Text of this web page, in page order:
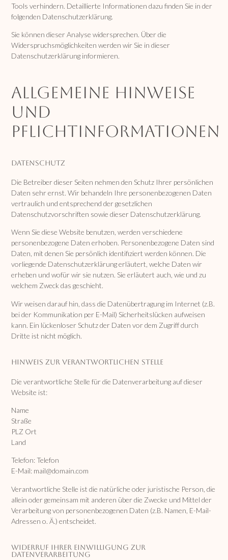
Tools verhindern. Detaillierte Informationen dazu finden Sie in der
folgenden Datenschutzerklärung.
Sie können dieser Analyse widersprechen. Über die
Widerspruchsmöglichkeiten werden wir Sie in dieser
Datenschutzerklärung informieren.
Allgemeine Hinweise
und
Pflichtinformationen
Datenschutz
Die Betreiber dieser Seiten nehmen den Schutz Ihrer persönlichen
Daten sehr ernst. Wir behandeln Ihre personenbezogenen Daten
vertraulich und entsprechend der gesetzlichen
Datenschutzvorschriften sowie dieser Datenschutzerklärung.
Wenn Sie diese Website benutzen, werden verschiedene
personenbezogene Daten erhoben. Personenbezogene Daten sind
Daten, mit denen Sie persönlich identifiziert werden können. Die
vorliegende Datenschutzerklärung erläutert, welche Daten wir
erheben und wofür wir sie nutzen. Sie erläutert auch, wie und zu
welchem Zweck das geschieht.
Wir weisen darauf hin, dass die Datenübertragung im Internet (z.B.
bei der Kommunikation per E-Mail) Sicherheitslücken aufweisen
kann. Ein lückenloser Schutz der Daten vor dem Zugriff durch
Dritte ist nicht möglich.
Hinweis zur verantwortlichen Stelle
Die verantwortliche Stelle für die Datenverarbeitung auf dieser
Website ist:
Name
Straße
PLZ Ort
Land
Telefon: Telefon
E-Mail: mail@domain.com
Verantwortliche Stelle ist die natürliche oder juristische Person, die
allein oder gemeinsam mit anderen über die Zwecke und Mittel der
Verarbeitung von personenbezogenen Daten (z.B. Namen, E-Mail-
Adressen o. Ä.) entscheidet.
Widerruf Ihrer Einwilligung zur
Datenverarbeitung